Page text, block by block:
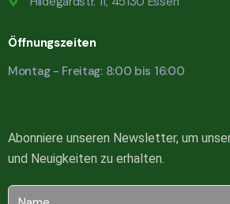
Öffnungszeiten
Montag - Freitag: 8:00 bis 16:00
Abonniere unseren Newsletter, um
und Neuigkeiten zu erhalten.